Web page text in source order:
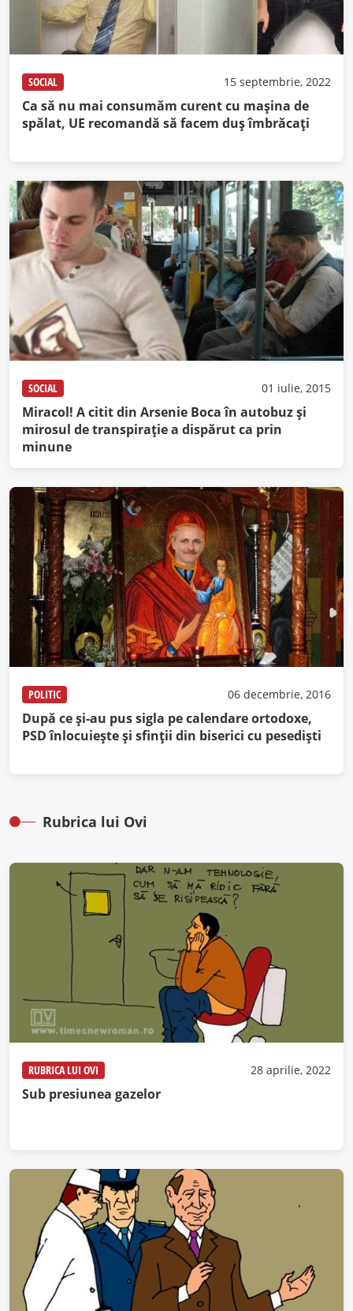
SOCIAL 15 septembrie, 2022
Ca să nu mai consumăm curent cu maşina de
spălat, UE recomandă să facem duş îmbrăcaţi
SOCIAL 01 iulie, 2015
Miracol! A citit din Arsenie Boca în autobuz și
mirosul de transpirație a dispărut ca prin
minune
POLITIC 06 decembrie, 2016
După ce și-au pus sigla pe calendare ortodoxe,
PSD înlocuiește și sfinții din biserici cu pesediști
Rubrica lui Ovi
RUBRICA LUI OVI 28 aprilie, 2022
Sub presiunea gazelor